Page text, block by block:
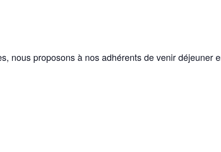
nous proposons à nos adhérents de venir déjeuner